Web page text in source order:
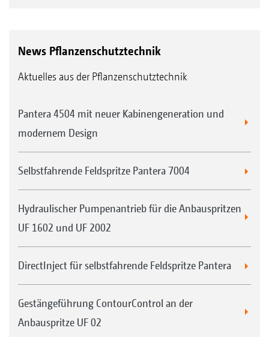
News Pflanzenschutztechnik
Aktuelles aus der Pflanzenschutztechnik
Pantera 4504 mit neuer Kabinengeneration und
modernem Design
Selbstfahrende Feldspritze Pantera 7004
Hydraulischer Pumpenantrieb für die Anbauspritzen
UF 1602 und UF 2002
DirectInject für selbstfahrende Feldspritze Pantera
Gestängeführung ContourControl an der
Anbauspritze UF 02